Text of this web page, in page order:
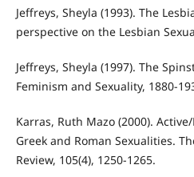
Jeffreys, Sheyla (1993). The
perspective on the Lesbian
Jeffreys, Sheyla (1997). The
Feminism and Sexuality, 1880-
Karras, Ruth Mazo (2000).
Greek and Roman Sexualities.
Review, 105(4), 1250-1265.